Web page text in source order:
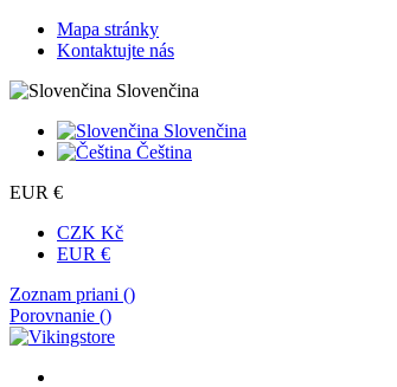
Mapa stránky
Kontaktujte nás
Slovenčina
Slovenčina
Čeština
EUR €
CZK Kč
EUR €
Zoznam priani ()
Porovnanie ()